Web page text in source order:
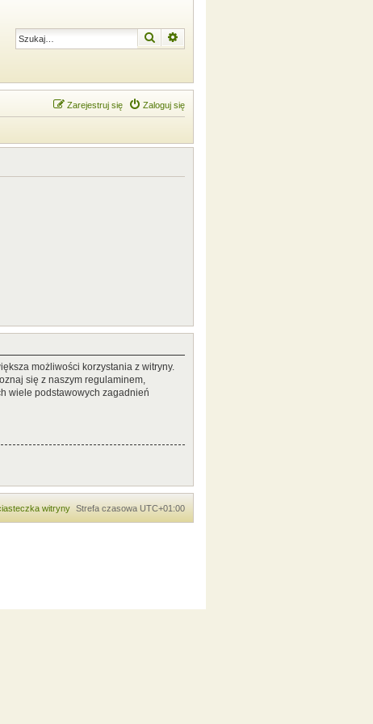
Szukaj
Zaloguj się
Zarejestruj się
możliwości korzystania z witryny.
się z naszym regulaminem,
wiele podstawowych zagadnień
Strefa czasowa UTC+01:00
witryny